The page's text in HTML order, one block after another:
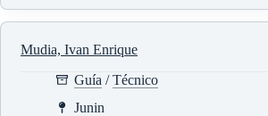
Mudia, Ivan Enrique
Guía /Técnico
Junin